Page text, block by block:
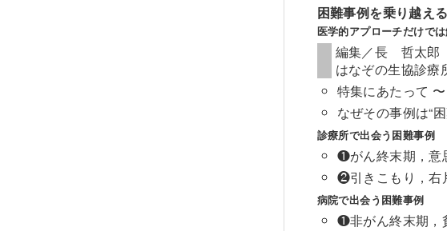
困難事例を乗り越え
医学的アプローチだけで
編集／長 哲太郎
はなぞの生協診
特集にあたって
なぜその事例は“
診療所で出会う困難事例
❶がん終末期，意
❷引きこもり，右
病院で出会う困難事例
❶非がん終末期，